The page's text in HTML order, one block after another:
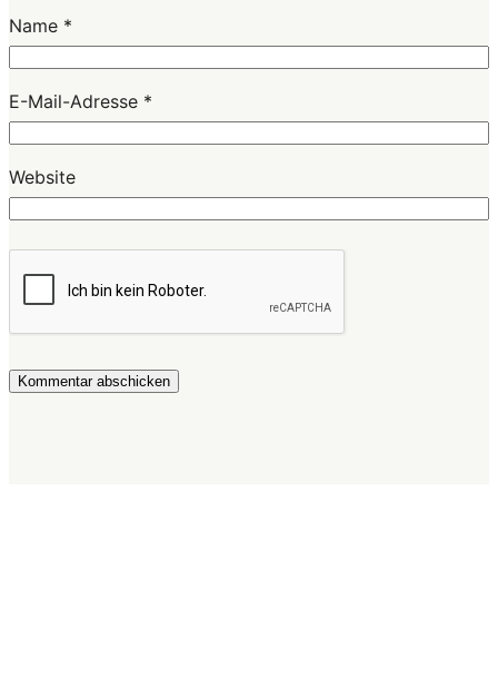
Name *
E-Mail-Adresse *
Website